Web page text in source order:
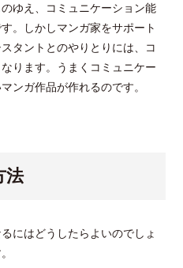
ゆえ、コミュニケーション能
。しかしマンガ家をサポート
タントとのやりとりには、コ
ります。うまくコミュニケー
ンガ作品が作れるのです。
法
にはどうしたらよいのでしょ